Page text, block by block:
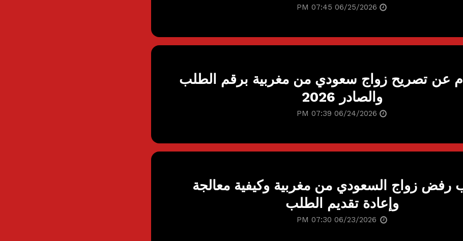
عن تصريح زواج سعودي من مغربية برقم الطلب
والصادر 2026
رفض زواج السعودي من مغربية وكيفية معالجة
وإعادة تقديم الطلب